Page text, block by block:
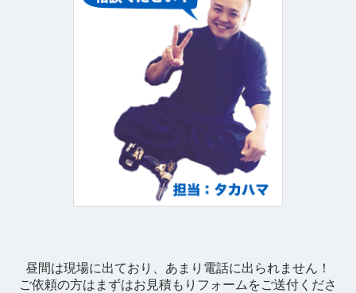
昼間は現場に出ており、あまり電話に出られません！
ご依頼の方はまずはお見積もりフォームをご送付くださ